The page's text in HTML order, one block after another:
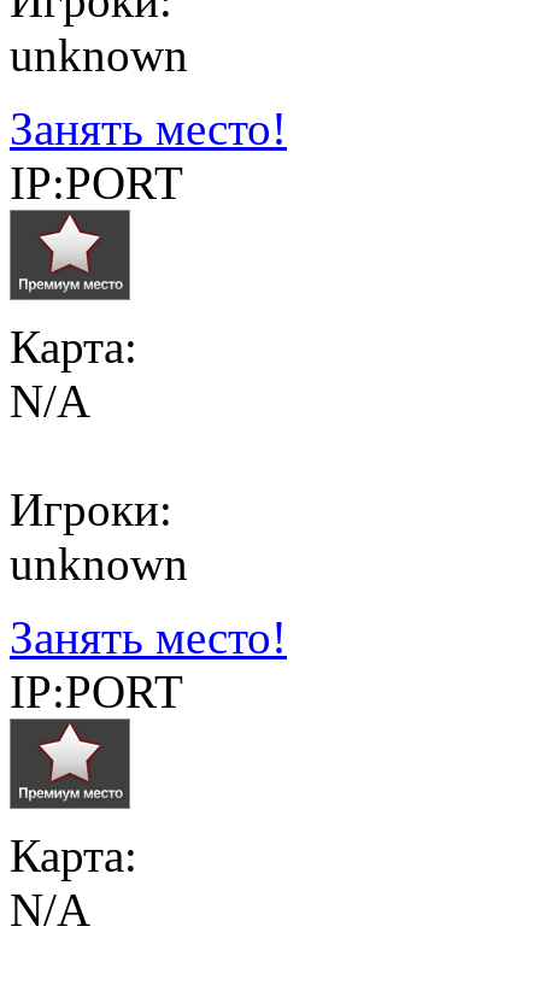
unknown
Занять место!
IP:PORT
Карта:
N/A
Игроки:
unknown
Занять место!
IP:PORT
Карта:
N/A